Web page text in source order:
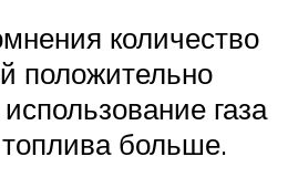
количество
положительно
газа
топлива больше.